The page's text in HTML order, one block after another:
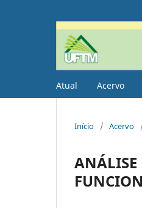
Atual Acervo
Início / Acervo
ANÁLISE